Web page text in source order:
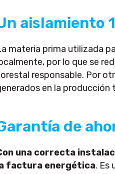
aislamiento
materia prima utilizada
por lo que se
responsable. Por
en la producción
de
una correcta
factura energética. Es